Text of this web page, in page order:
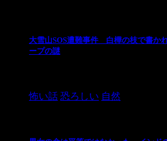
大雪山SOS遭難事件 白樺の枝で書か
ープの謎
怖い話 恐ろしい 自然